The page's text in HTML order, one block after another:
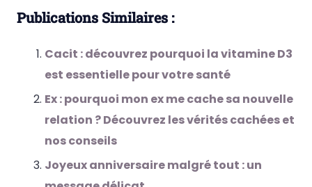
Publications Similaires :
Cacit : découvrez pourquoi la vitamine D3
est essentielle pour votre santé
Ex : pourquoi mon ex me cache sa nouvelle
relation ? Découvrez les vérités cachées et
nos conseils
Joyeux anniversaire malgré tout : un